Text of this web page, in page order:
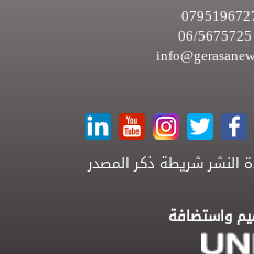
النشر شريطة ذكر المصدر
واستضافة